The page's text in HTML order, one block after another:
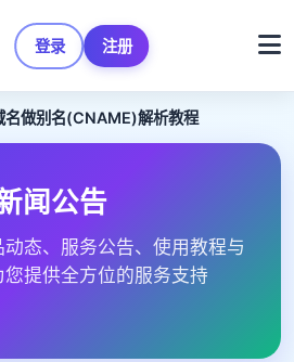
登录 注册
名做别名(CNAME)解析教程
闻公告
态、服务公告、使用教程与
提供全方位的服务支持